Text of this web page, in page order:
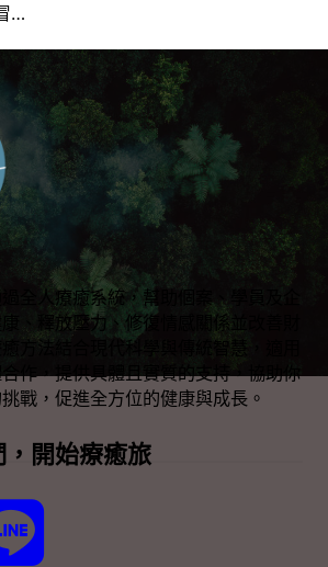
…
過全人療癒系統，幫助個案、學員及企
康、釋放壓力、修復情感關係並改善財
癒方法結合現代科學與傳統智慧，適用
作，提供具體且實質的支持，協助你
戰，促進全方位的健康與成長。
開始療癒旅
Facebook
us on Instagram
Follow us on LINE